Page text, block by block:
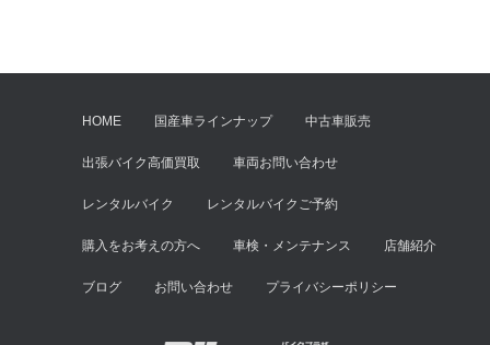
HOME 国産車ラインナップ 中古車販売
出張バイク高価買取 車両お問い合わせ
レンタルバイク レンタルバイクご予約
購入をお考えの方へ 車検・メンテナンス 店舗紹介
ブログ お問い合わせ プライバシーポリシー